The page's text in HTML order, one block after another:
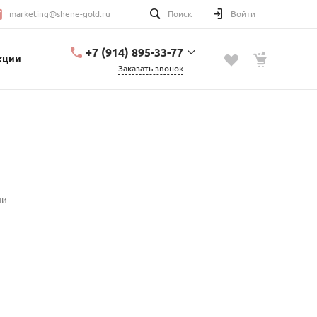
marketing@shene-gold.ru Поиск Войти
+7 (914) 895-33-77
Заказать звонок